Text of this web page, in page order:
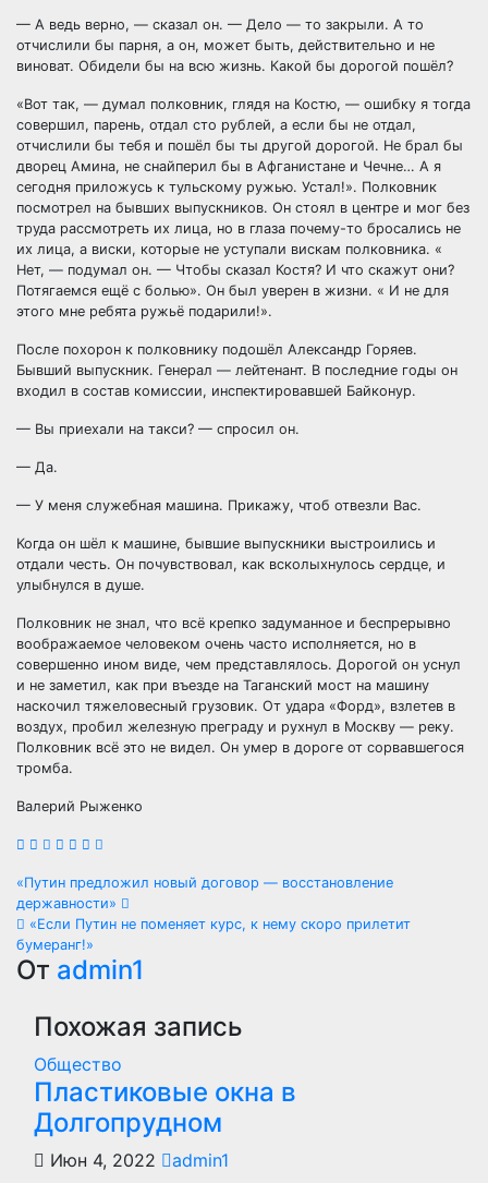
— А ведь верно, — сказал он. — Дело — то закрыли. А то
отчислили бы парня, а он, может быть, действительно и не
виноват. Обидели бы на всю жизнь. Какой бы дорогой пошёл?
«Вот так, — думал полковник, глядя на Костю, — ошибку я тогда
совершил, парень, отдал сто рублей, а если бы не отдал,
отчислили бы тебя и пошёл бы ты другой дорогой. Не брал бы
дворец Амина, не снайперил бы в Афганистане и Чечне… А я
сегодня приложусь к тульскому ружью. Устал!». Полковник
посмотрел на бывших выпускников. Он стоял в центре и мог без
труда рассмотреть их лица, но в глаза почему-то бросались не
их лица, а виски, которые не уступали вискам полковника. «
Нет, — подумал он. — Чтобы сказал Костя? И что скажут они?
Потягаемся ещё с болью». Он был уверен в жизни. « И не для
этого мне ребята ружьё подарили!».
После похорон к полковнику подошёл Александр Горяев.
Бывший выпускник. Генерал — лейтенант. В последние годы он
входил в состав комиссии, инспектировавшей Байконур.
— Вы приехали на такси? — спросил он.
— Да.
— У меня служебная машина. Прикажу, чтоб отвезли Вас.
Когда он шёл к машине, бывшие выпускники выстроились и
отдали честь. Он почувствовал, как всколыхнулось сердце, и
улыбнулся в душе.
Полковник не знал, что всё крепко задуманное и беспрерывно
воображаемое человеком очень часто исполняется, но в
совершенно ином виде, чем представлялось. Дорогой он уснул
и не заметил, как при въезде на Таганский мост на машину
наскочил тяжеловесный грузовик. От удара «Форд», взлетев в
воздух, пробил железную преграду и рухнул в Москву — реку.
Полковник всё это не видел. Он умер в дороге от сорвавшегося
тромба.
Валерий Рыженко
Навигация
по
записям
«Путин предложил новый договор — восстановление
державности»
«Если Путин не поменяет курс, к нему скоро прилетит
бумеранг!»
От admin1
Похожая запись
Общество
Пластиковые окна в
Долгопрудном
Июн 4, 2022
admin1